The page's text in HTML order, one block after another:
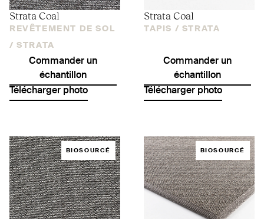
Strata Coal
REVÊTEMENT DE SOL
/ STRATA
Commander un
échantillon
Télécharger photo
Strata Coal
TAPIS / STRATA
Commander un
échantillon
Télécharger photo
BIOSOURCÉ BIOSOURCÉ